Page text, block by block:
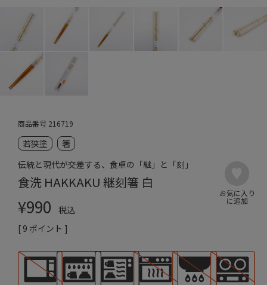
商品番号 216719
若狭塗
箸
伝統と現代が交差する、食卓の「継」と「刻」
食洗 HAKKAKU 継刻箸 白
¥990
税込
[ 9 ポイント ]